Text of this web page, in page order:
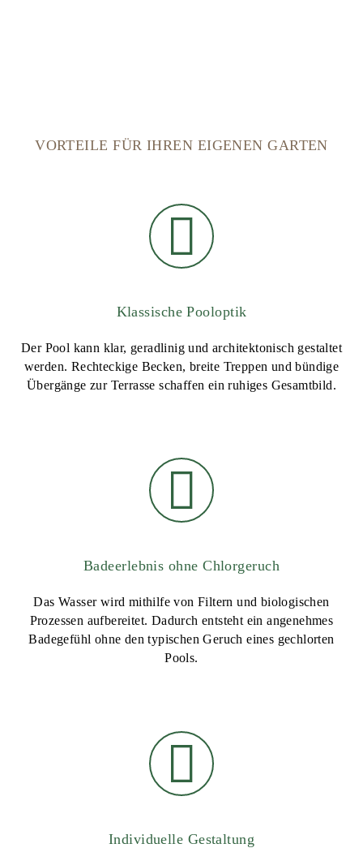
VORTEILE FÜR IHREN EIGENEN GARTEN
Klassische Pooloptik
Der Pool kann klar, geradlinig und architektonisch gestaltet
werden. Rechteckige Becken, breite Treppen und bündige
Übergänge zur Terrasse schaffen ein ruhiges Gesamtbild.
Badeerlebnis ohne Chlorgeruch
Das Wasser wird mithilfe von Filtern und biologischen
Prozessen aufbereitet. Dadurch entsteht ein angenehmes
Badegefühl ohne den typischen Geruch eines gechlorten
Pools.
Individuelle Gestaltung